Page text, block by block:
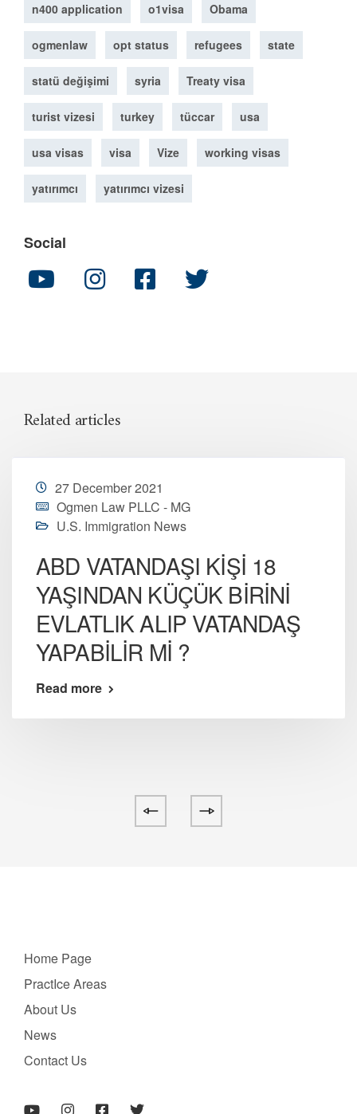
n400 application o1visa Obama
ogmenlaw opt status refugees state
statü değişimi syria Treaty visa
turist vizesi turkey tüccar usa
usa visas visa Vize working visas
yatırımcı yatırımcı vizesi
Social
Related articles
27 December 2021
Ogmen Law PLLC - MG
U.S. Immigration News
ABD VATANDAŞI KİŞİ 18
YAŞINDAN KÜÇÜK BİRİNİ
EVLATLIK ALIP VATANDAŞ
YAPABİLİR Mİ ?
Read more
Home Page
PractIce Areas
About Us
News
Contact Us